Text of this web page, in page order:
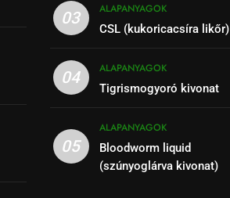
03
ALAPANYAGOK
CSL (kukoricacsíra likőr)
04
ALAPANYAGOK
Tigrismogyoró kivonat
05
ALAPANYAGOK
Bloodworm liquid
(szúnyoglárva kivonat)